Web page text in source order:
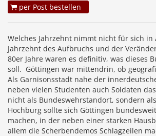
per Post bestellen
Welches Jahrzehnt nimmt nicht für sich in
Jahrzehnt des Aufbruchs und der
80er Jahre waren es definitiv, was dieses
soll. Göttingen war mittendrin, ob
Als Garnisonsstadt nahe der
neben vielen Studenten auch Soldaten
nicht als Bundeswehrstandort, sondern
Hochburg sollte sich Göttingen
machen, in der neben einer starken
allem die Scherbendemos Schlagzeilen